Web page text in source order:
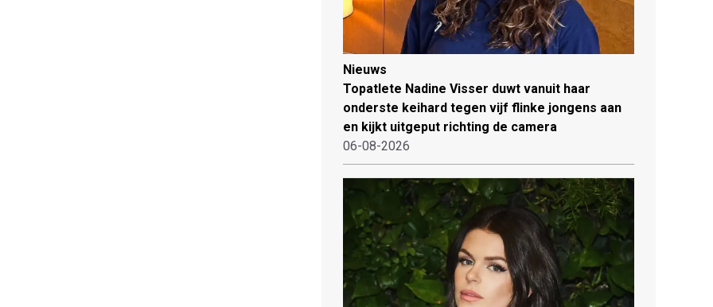
Nieuws
Topatlete Nadine Visser duwt vanuit haar
onderste keihard tegen vijf flinke jongens aan
en kijkt uitgeput richting de camera
06-08-2026